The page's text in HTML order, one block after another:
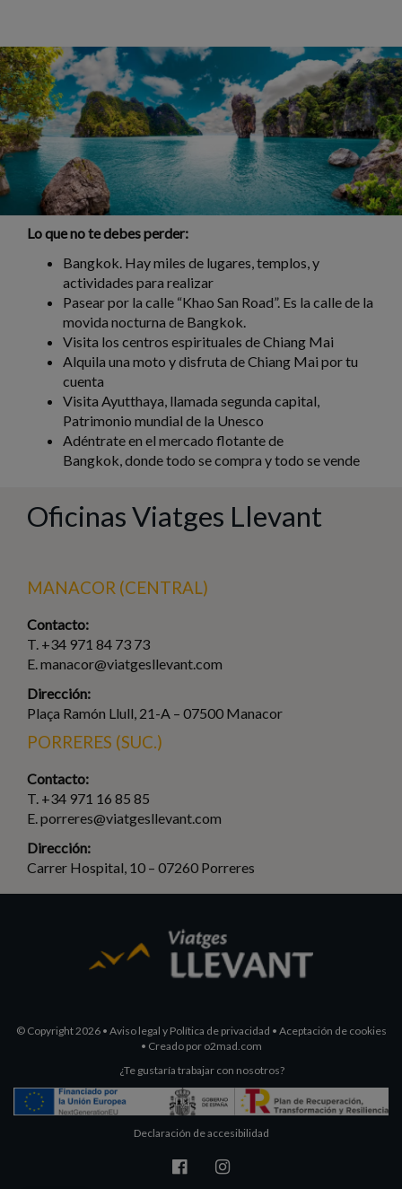
Lo que no te debes perder:
Bangkok. Hay miles de lugares, templos, y
actividades para realizar
Pasear por la calle “Khao San Road”. Es la calle de la
movida nocturna de Bangkok.
Visita los centros espirituales de Chiang Mai
Alquila una moto y disfruta de Chiang Mai por tu
cuenta
Visita Ayutthaya, llamada segunda capital,
Patrimonio mundial de la Unesco
Adéntrate en el mercado flotante de
Bangkok, donde todo se compra y todo se vende
Oficinas Viatges Llevant
MANACOR (CENTRAL)
Contacto:
T. +34 971 84 73 73
E. manacor@viatgesllevant.com
Dirección:
Plaça Ramón Llull, 21-A – 07500 Manacor
PORRERES (SUC.)
Contacto:
T. +34 971 16 85 85
E. porreres@viatgesllevant.com
Dirección:
Carrer Hospital, 10 – 07260 Porreres
© Copyright 2026 • Aviso legal y Política de privacidad • Aceptación de cookies
• Creado por o2mad.com
¿Te gustaría trabajar con nosotros?
Declaración de accesibilidad